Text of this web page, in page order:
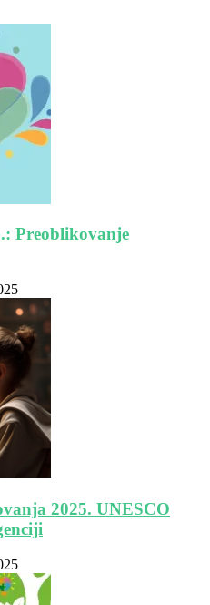
Preoblikovanje
2025. UNESCO